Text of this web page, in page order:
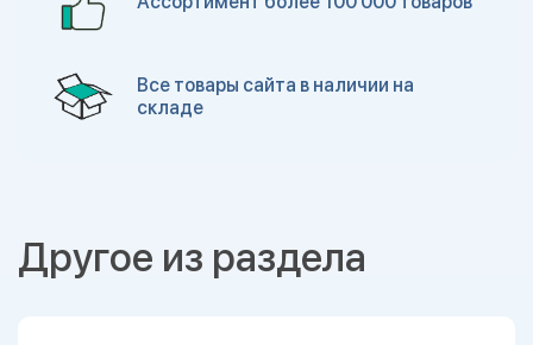
Все товары сайта в наличии на
складе
Другое из раздела